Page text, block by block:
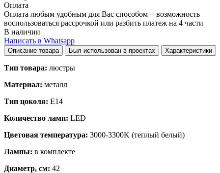
Оплата
Оплата любым удобным для Вас способом + возможность
воспользоваться рассрочкой или разбить платеж на 4 части
В наличии
Написать в Whatsapp
Описание товара Был использован в проектах Характеристики
Тип товара: люстры
Материал: металл
Тип цоколя: E14
Количество ламп: LED
Цветовая температура: 3000-3300K (теплый белый)
Лампы: в комплекте
Диаметр, см: 42